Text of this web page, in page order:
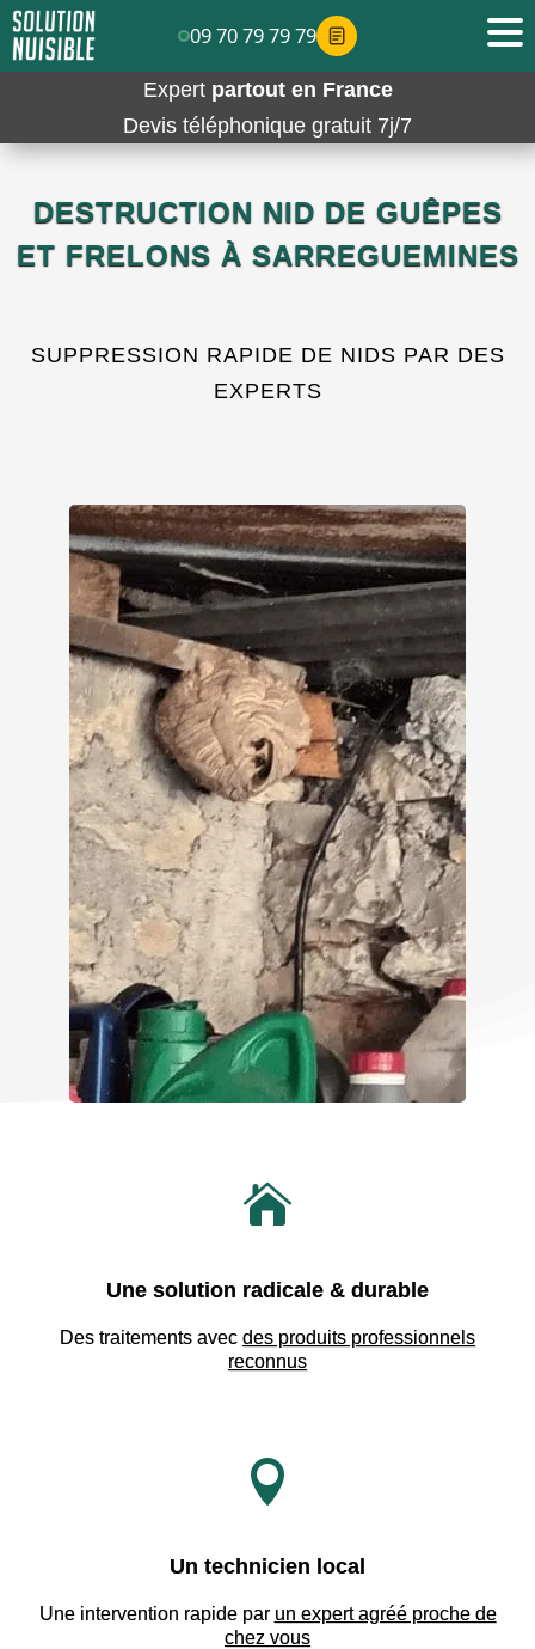
Expert partout en France
Devis téléphonique gratuit 7j/7
DESTRUCTION NID DE GUÊPES
ET FRELONS À SARREGUEMINES
SUPPRESSION RAPIDE DE NIDS PAR DES
EXPERTS

Une solution radicale & durable
Des traitements avec des produits professionnels
reconnus

Un technicien local
Une intervention rapide par un expert agréé proche de
chez vous
09 70 79 79 79